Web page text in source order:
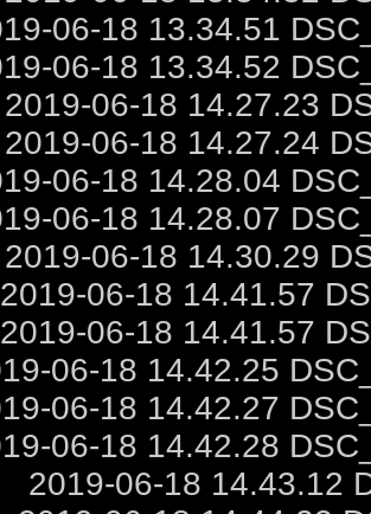
06-18 13.34.51
06-18 13.34.52
2019-06-18 14.27.23
2019-06-18 14.27.24
06-18 14.28.04
06-18 14.28.07
2019-06-18 14.30.29
2019-06-18 14.41.57
2019-06-18 14.41.57
06-18 14.42.25
06-18 14.42.27
06-18 14.42.28
2019-06-18 14.43.12